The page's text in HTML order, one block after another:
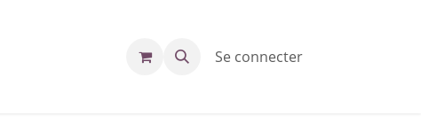
Se connecter